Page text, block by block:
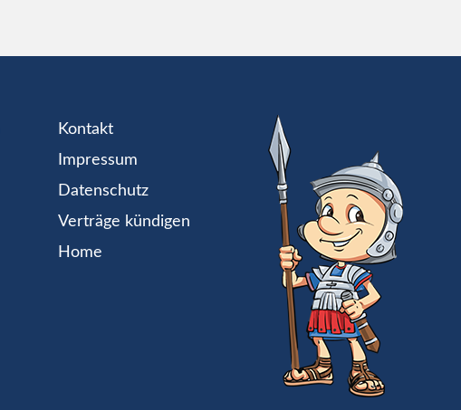
Kontakt
Impressum
Datenschutz
Verträge kündigen
Home